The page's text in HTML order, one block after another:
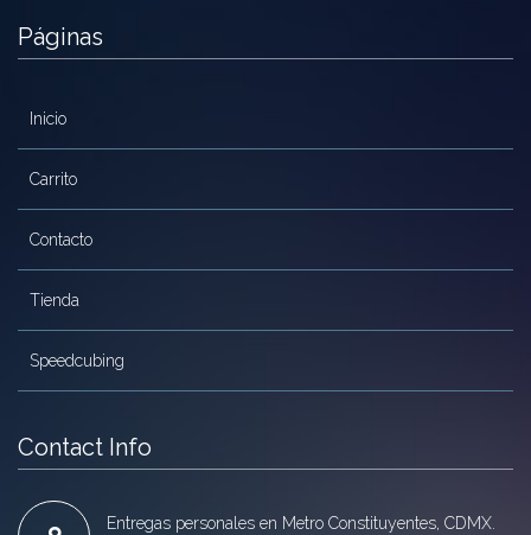
Páginas
Inicio
Carrito
Contacto
Tienda
Speedcubing
Contact Info
Entregas personales en Metro Constituyentes, CDMX.